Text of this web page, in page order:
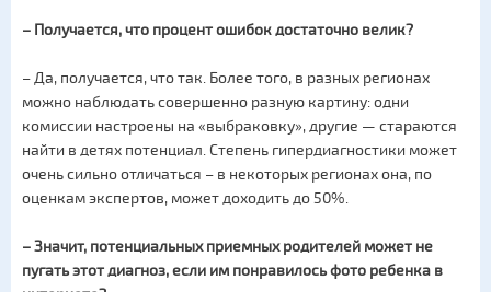
– Получается, что процент ошибок достаточно велик?
– Да, получается, что так. Более того, в разных регионах
можно наблюдать совершенно разную картину: одни
комиссии настроены на «выбраковку», другие — стараются
найти в детях потенциал. Степень гипердиагностики может
очень сильно отличаться – в некоторых регионах она, по
оценкам экспертов, может доходить до 50%.
– Значит, потенциальных приемных родителей может не
пугать этот диагноз, если им понравилось фото ребенка в